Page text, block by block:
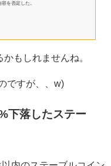
を否定した。
もしれませんね。
ですが、、w)
下落したステー